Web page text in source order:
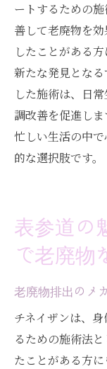
ートするための
善して老廃物を
したことがある
新たな発見とな
した施術は、日
調改善を促進し
忙しい生活の中
的な選択肢です。
表参道の
で老廃物
老廃物排出のメ
チネイザンは、
るための施術法
たことがある方